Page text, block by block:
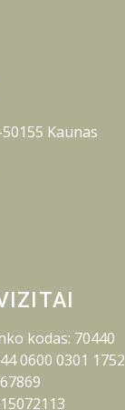
Kaunas
kodas: 70440
0600 0301 1752